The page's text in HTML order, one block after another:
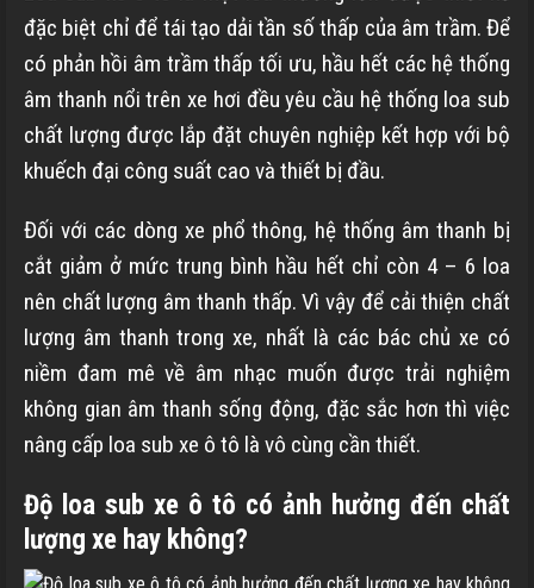
đặc biệt chỉ để tái tạo dải tần số thấp của âm trầm. Để
có phản hồi âm trầm thấp tối ưu, hầu hết các hệ thống
âm thanh nổi trên xe hơi đều yêu cầu hệ thống loa sub
chất lượng được lắp đặt chuyên nghiệp kết hợp với bộ
khuếch đại công suất cao và thiết bị đầu.
Đối với các dòng xe phổ thông, hệ thống âm thanh bị
cắt giảm ở mức trung bình hầu hết chỉ còn 4 – 6 loa
nên chất lượng âm thanh thấp. Vì vậy để cải thiện chất
lượng âm thanh trong xe, nhất là các bác chủ xe có
niềm đam mê về âm nhạc muốn được trải nghiệm
không gian âm thanh sống động, đặc sắc hơn thì việc
nâng cấp loa sub xe ô tô là vô cùng cần thiết.
Độ loa sub xe ô tô có ảnh hưởng đến chất
lượng xe hay không?